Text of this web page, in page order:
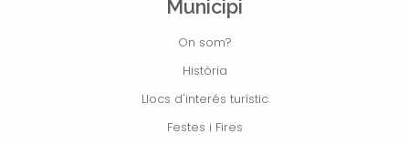
Municipi
On som?
Història
Llocs d'interés turístic
Festes i Fires